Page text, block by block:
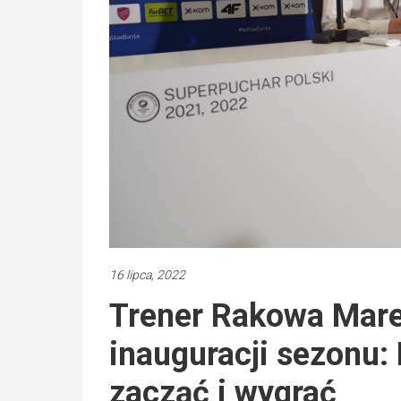
16 lipca, 2022
Trener Rakowa
inauguracji sezonu:
zacząć i wygrać